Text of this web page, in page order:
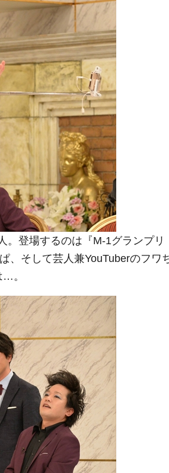
登場するのは『M-1グランプリ
、そして芸人兼YouTuberのフワ
。